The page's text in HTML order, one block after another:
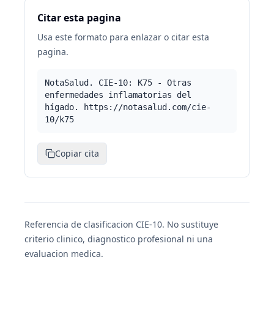
Citar esta pagina
Usa este formato para enlazar o citar esta
pagina.
NotaSalud. CIE-10: K75 - Otras
enfermedades inflamatorias del
hígado. https://notasalud.com/cie-
10/k75
Copiar cita
Referencia de clasificacion CIE-10. No sustituye
criterio clinico, diagnostico profesional ni una
evaluacion medica.